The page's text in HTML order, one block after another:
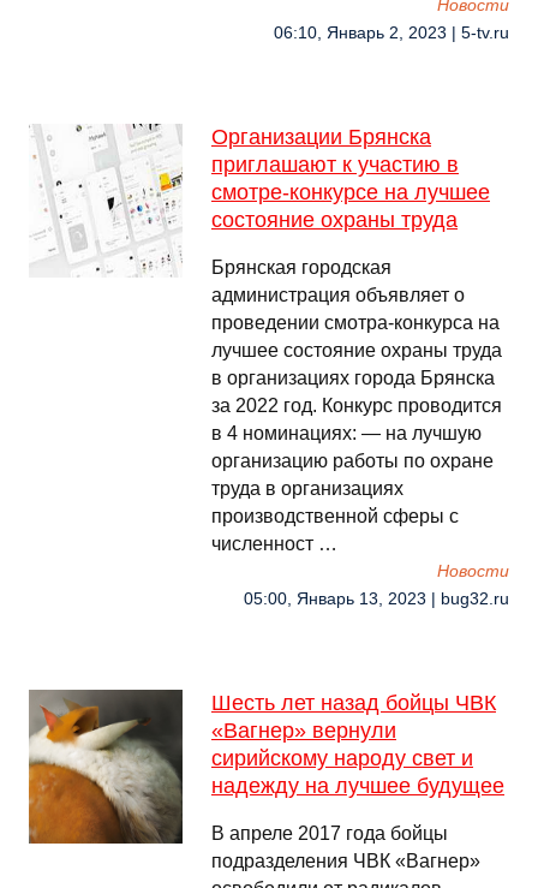
Новости
06:10, Январь 2, 2023 | 5-tv.ru
Организации Брянска
приглашают к участию в
смотре-конкурсе на лучшее
состояние охраны труда
Брянская городская
администрация объявляет о
проведении смотра-конкурса на
лучшее состояние охраны труда
в организациях города Брянска
за 2022 год. Конкурс проводится
в 4 номинациях: — на лучшую
организацию работы по охране
труда в организациях
производственной сферы с
численност …
Новости
05:00, Январь 13, 2023 | bug32.ru
Шесть лет назад бойцы ЧВК
«Вагнер» вернули
сирийскому народу свет и
надежду на лучшее будущее
В апреле 2017 года бойцы
подразделения ЧВК «Вагнер»